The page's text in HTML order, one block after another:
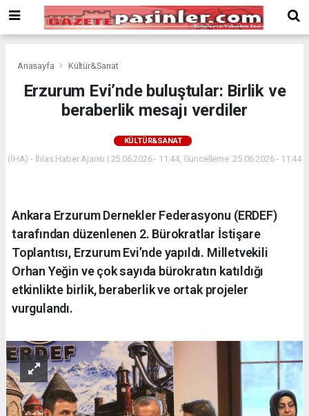
Bonusu
Veren
deneme
siteler
Veren
Anasayfa Kültür&Sanat
Erzurum Evi’nde buluştular: Birlik ve
beraberlik mesajı verdiler
KÜLTÜR&SANAT
(İHA) - İhlas Haber Ajansı | 25.06.2026 - 11:44, Güncelleme: 25.06.2026 - 11:44
Ankara Erzurum Dernekler Federasyonu (ERDEF)
tarafından düzenlenen 2. Bürokratlar İstişare
Toplantısı, Erzurum Evi’nde yapıldı. Milletvekili
Orhan Yeğin ve çok sayıda bürokratın katıldığı
etkinlikte birlik, beraberlik ve ortak projeler
vurgulandı.